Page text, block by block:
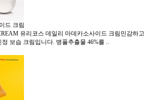
드 크림
유리코스 데일리 마데카소사이드 크림민감하고
보습 크림입니다. 병풀추출물 46%를 ..